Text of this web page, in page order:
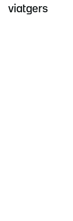
viatgers